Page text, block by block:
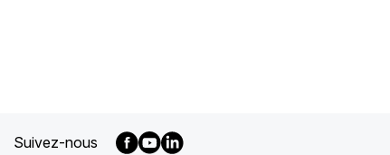
Suivez-nous